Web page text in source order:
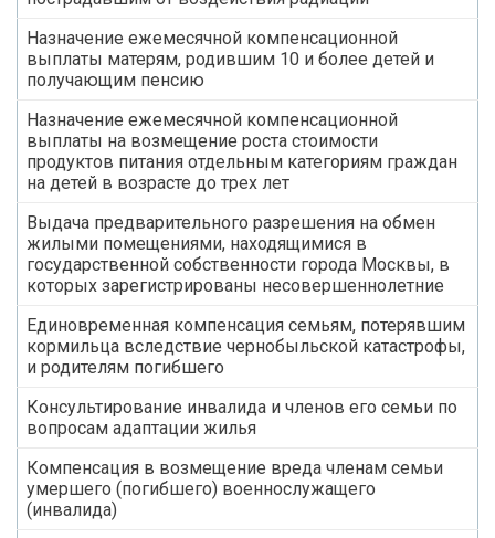
Назначение ежемесячной компенсационной
выплаты матерям, родившим 10 и более детей и
получающим пенсию
Назначение ежемесячной компенсационной
выплаты на возмещение роста стоимости
продуктов питания отдельным категориям граждан
на детей в возрасте до трех лет
Выдача предварительного разрешения на обмен
жилыми помещениями, находящимися в
государственной собственности города Москвы, в
которых зарегистрированы несовершеннолетние
Единовременная компенсация семьям, потерявшим
кормильца вследствие чернобыльской катастрофы,
и родителям погибшего
Консультирование инвалида и членов его семьи по
вопросам адаптации жилья
Компенсация в возмещение вреда членам семьи
умершего (погибшего) военнослужащего
(инвалида)